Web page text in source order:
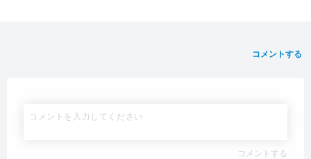
コメントする
コメントする